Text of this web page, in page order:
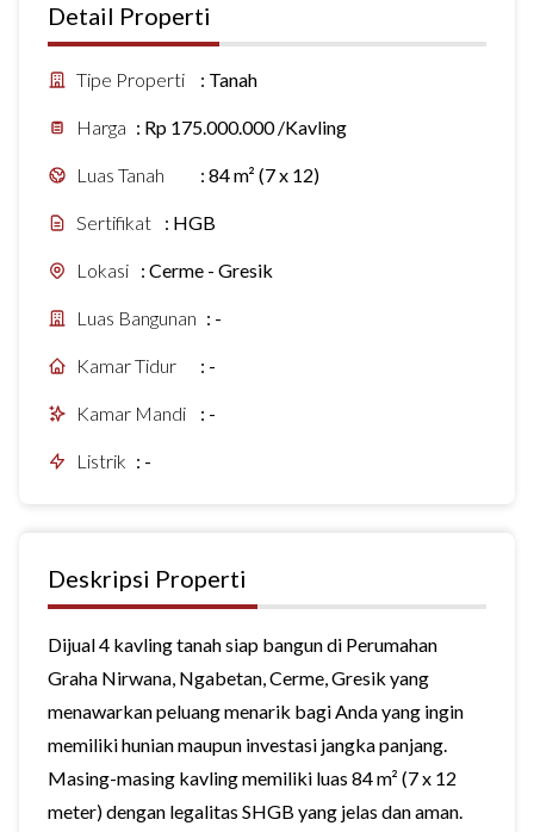
Detail Properti
Tipe Properti : Tanah
Harga : Rp 175.000.000 /Kavling
Luas Tanah : 84 m² (7 x 12)
Sertifikat : HGB
Lokasi : Cerme - Gresik
Luas Bangunan : -
Kamar Tidur : -
Kamar Mandi : -
Listrik : -
Deskripsi Properti
Dijual 4 kavling tanah siap bangun di Perumahan
Graha Nirwana, Ngabetan, Cerme, Gresik yang
menawarkan peluang menarik bagi Anda yang ingin
memiliki hunian maupun investasi jangka panjang.
Masing-masing kavling memiliki luas 84 m² (7 x 12
meter) dengan legalitas SHGB yang jelas dan aman.